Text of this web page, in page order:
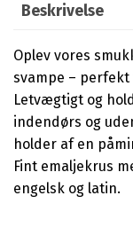
Beskrivelse
Oplev vores
svampe –
Letvægtigt og
indendørs og
holder af en
Fint emaljekrus
engelsk og latin.